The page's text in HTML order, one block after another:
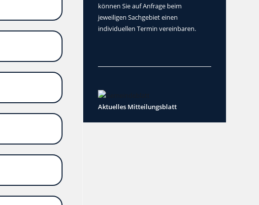
können Sie auf Anfrage beim
jeweiligen Sachgebiet einen
individuellen Termin vereinbaren.
Aktuelles Mitteilungsblatt